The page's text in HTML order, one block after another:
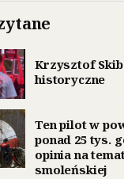
Krzysztof
historyczne
Ten pilot w
ponad 25 tys.
opinia na
smoleńskiej